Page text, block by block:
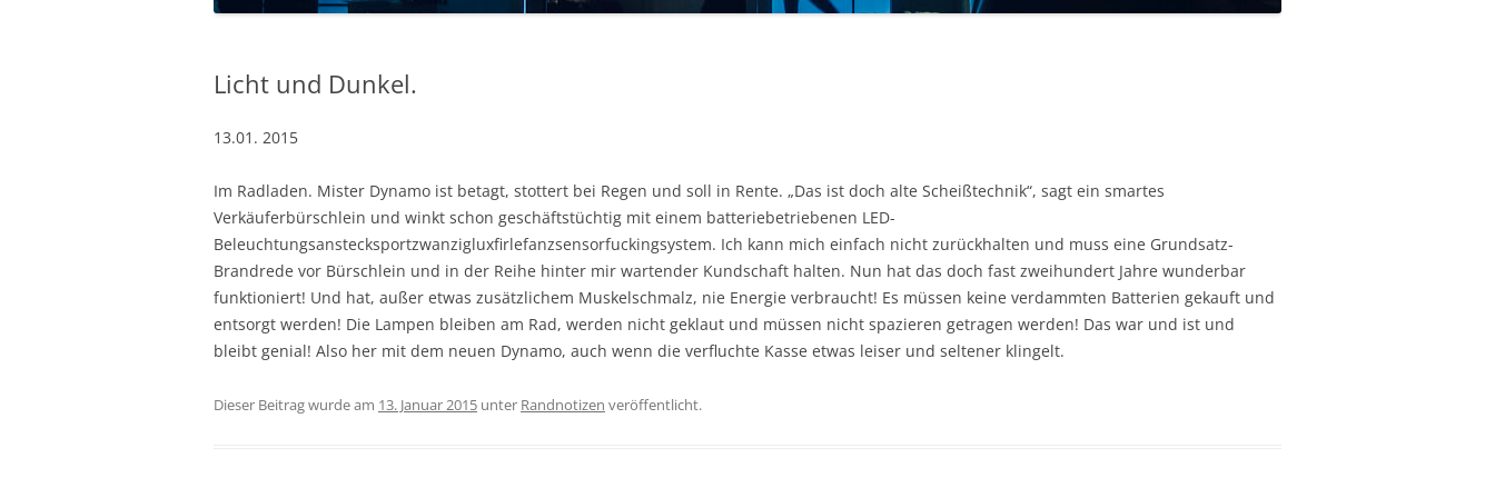
Licht und Dunkel.
13.01. 2015
Im Radladen. Mister Dynamo ist betagt, stottert bei Regen und soll in Rente. „Das ist doch alte Scheißtechnik“, sagt ein smartes
Verkäuferbürschlein und winkt schon geschäftstüchtig mit einem batteriebetriebenen LED-
Beleuchtungsanstecksportzwanzigluxfirlefanzsensorfuckingsystem. Ich kann mich einfach nicht zurückhalten und muss eine Grundsatz-
Brandrede vor Bürschlein und in der Reihe hinter mir wartender Kundschaft halten. Nun hat das doch fast zweihundert Jahre wunderbar
funktioniert! Und hat, außer etwas zusätzlichem Muskelschmalz, nie Energie verbraucht! Es müssen keine verdammten Batterien gekauft und
entsorgt werden! Die Lampen bleiben am Rad, werden nicht geklaut und müssen nicht spazieren getragen werden! Das war und ist und
bleibt genial! Also her mit dem neuen Dynamo, auch wenn die verfluchte Kasse etwas leiser und seltener klingelt.
Dieser Beitrag wurde am 13. Januar 2015 unter Randnotizen veröffentlicht.